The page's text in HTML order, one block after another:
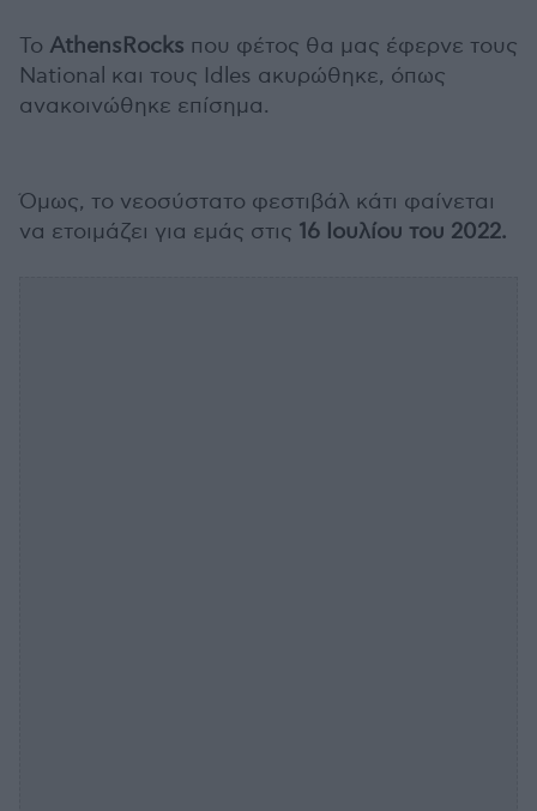
Το AthensRocks που φέτος θα μας έφερνε τους
National και τους Idles ακυρώθηκε, όπως
ανακοινώθηκε επίσημα.
Όμως, το νεοσύστατο φεστιβάλ κάτι φαίνεται
να ετοιμάζει για εμάς στις 16 Ιουλίου του 2022.